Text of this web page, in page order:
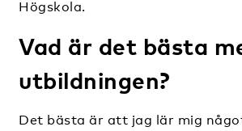
Högskola.
Vad är det bästa
utbildningen?
Det bästa är att jag lär mig